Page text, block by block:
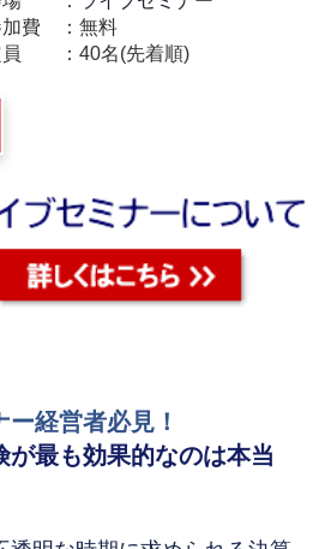
費
無料
40名(先着順)
経営者必見！
が最も効果的なのは本当